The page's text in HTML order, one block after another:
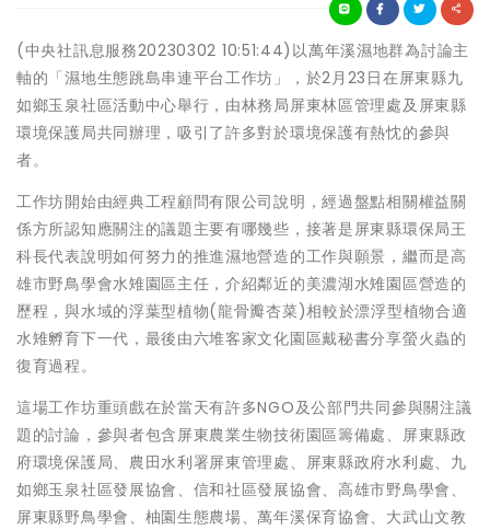
(中央社訊息服務20230302 10:51:44)以萬年溪濕地群為討論主
軸的「濕地生態跳島串連平台工作坊」，於2月23日在屏東縣九
如鄉玉泉社區活動中心舉行，由林務局屏東林區管理處及屏東縣
環境保護局共同辦理，吸引了許多對於環境保護有熱忱的參與
者。
工作坊開始由經典工程顧問有限公司說明，經過盤點相關權益關
係方所認知應關注的議題主要有哪幾些，接著是屏東縣環保局王
科長代表說明如何努力的推進濕地營造的工作與願景，繼而是高
雄市野鳥學會水雉園區主任，介紹鄰近的美濃湖水雉園區營造的
歷程，與水域的浮葉型植物(龍骨瓣杏菜)相較於漂浮型植物合適
水雉孵育下一代，最後由六堆客家文化園區戴秘書分享螢火蟲的
復育過程。
這場工作坊重頭戲在於當天有許多NGO及公部門共同參與關注議
題的討論，參與者包含屏東農業生物技術園區籌備處、屏東縣政
府環境保護局、農田水利署屏東管理處、屏東縣政府水利處、九
如鄉玉泉社區發展協會、信和社區發展協會、高雄市野鳥學會、
屏東縣野鳥學會、柚園生態農場、萬年溪保育協會、大武山文教